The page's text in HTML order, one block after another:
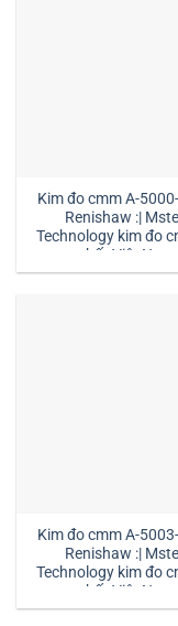
Kim đo cmm A-
Renishaw :|
Technology kim đo
nhất Việt Nam
Kim đo cmm A-
Renishaw :|
Technology kim đo
nhất Việt Nam